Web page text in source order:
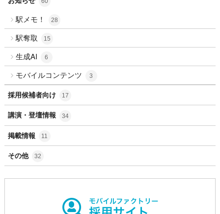
駅メモ！ 28
駅奪取 15
生成AI 6
モバイルコンテンツ 3
採用候補者向け 17
講演・登壇情報 34
掲載情報 11
その他 32